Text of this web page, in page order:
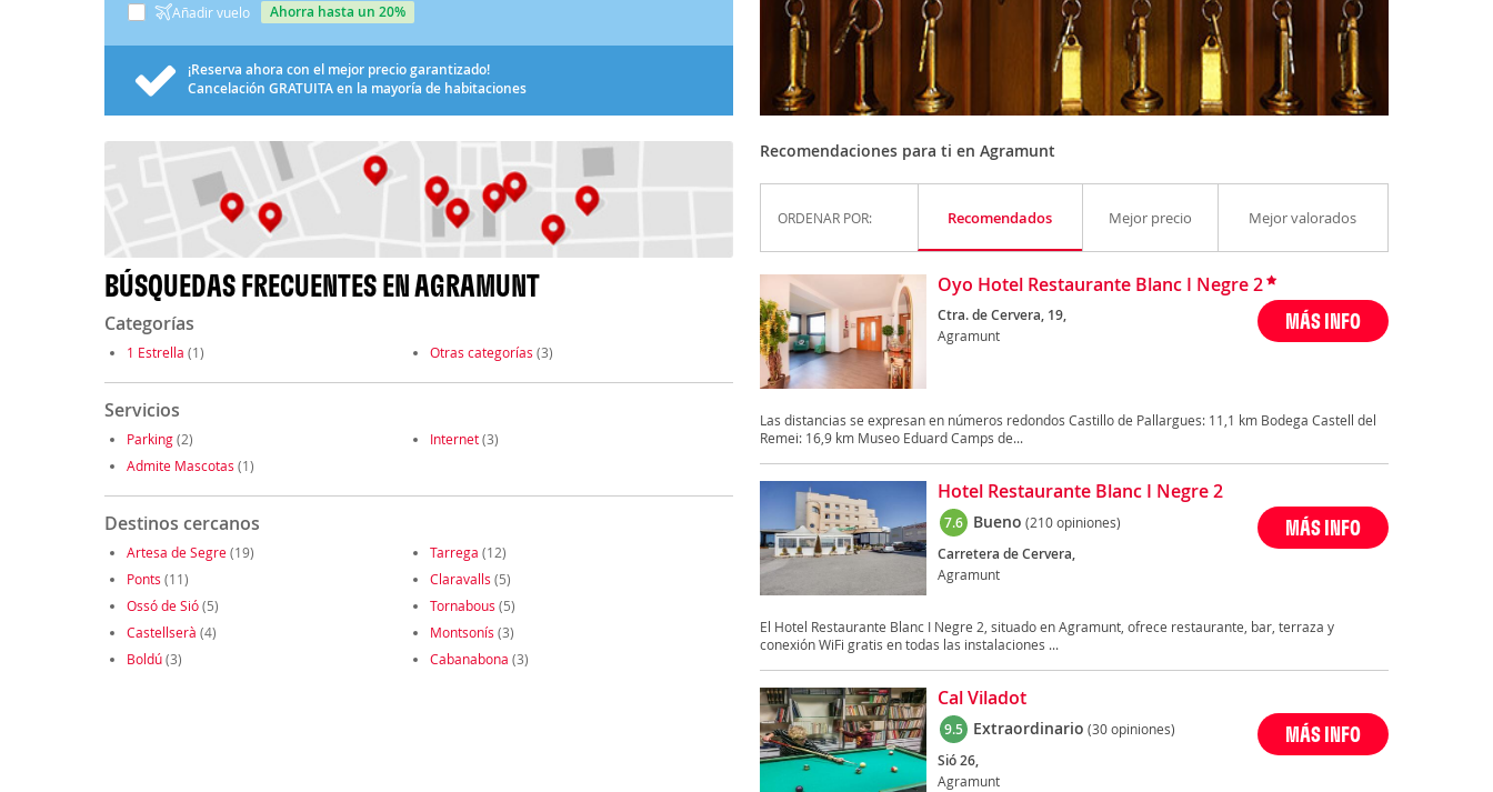
Añadir vuelo ahorra hasta un 20%
¡Reserva ahora con el mejor precio garantizado!
Cancelación GRATUITAen la mayoría de habitaciones
BÚSQUEDAS FRECUENTES EN AGRAMUNT
Categorías
1 Estrella (1) Otras categorías (3)
Servicios
Parking(2) Internet(3)
Admite Mascotas (1)
Destinos cercanos
Artesa de Segre(19) Tarrega (12)
Ponts (11) Claravalls (5)
Ossó de Sió(5) Tornabous (5)
Castellserà (4) Montsonís (3)
Boldú(3) Cabanabona (3)
Recomendaciones para ti en Agramunt
ORDENAR POR: Recomendados Mejor precio Mejor valorados
Oyo Hotel Restaurante Blanc I Negre 2
Ctra. de Cervera, 19,
Agramunt
MÁS INFO
Las distancias se expresan en números redondos Castillo de Pallargues: 11,1 km Bodega Castell del
Remei: 16,9 km Museo Eduard Camps de...
Hotel Restaurante Blanc I Negre 2
7.6 Bueno (210 opiniones)
Carretera de Cervera,
Agramunt
MÁS INFO
El Hotel Restaurante Blanc I Negre 2, situado en Agramunt, ofrece restaurante, bar, terraza y
conexión WiFi gratis en todas las instalaciones ...
Cal Viladot
9.5 Extraordinario (30 opiniones)
Sió 26,
Agramunt
MÁS INFO